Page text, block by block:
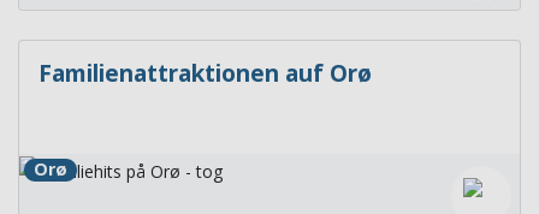
Familienattraktionen auf Orø
Orø